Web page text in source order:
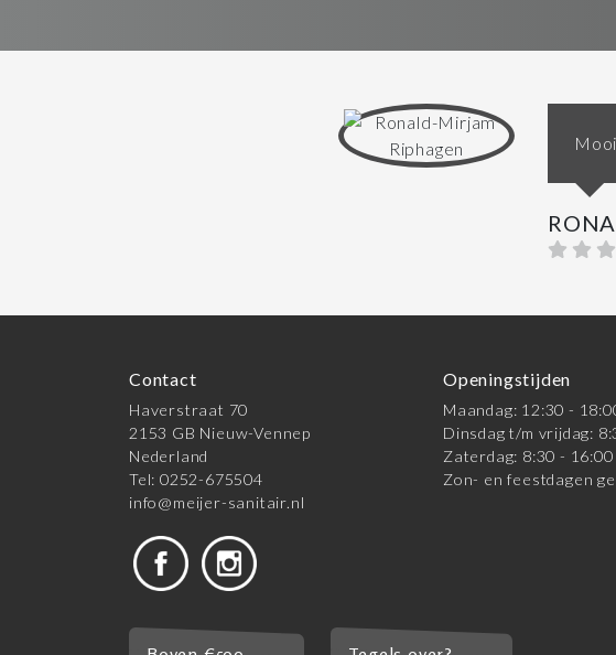
Contact
Haverstraat 70
2153 GB Nieuw-Vennep
Nederland
Tel: 0252-675504
info@meijer-sanitair.nl
Openingstijden
Maandag: 12:30 -
Dinsdag t/m vrijdag:
Zaterdag: 8:30 - 16:00
Zon- en feestdagen